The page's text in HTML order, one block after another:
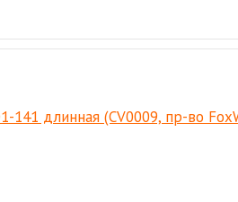
141 длинная (CV0009, пр-во